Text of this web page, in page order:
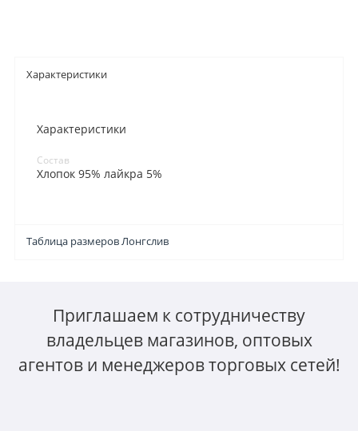
Характеристики
Характеристики
Состав
Хлопок 95% лайкра 5%
Таблица размеров Лонгслив
Приглашаем к сотрудничеству
владельцев магазинов, оптовых
агентов и менеджеров торговых сетей!